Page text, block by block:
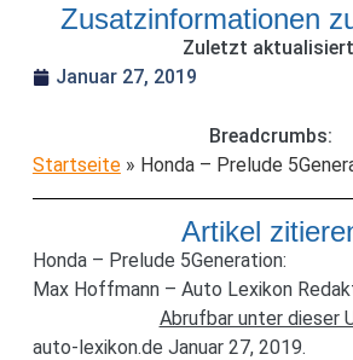
Zusatzinformationen
Zuletzt
Januar 27, 2019
Breadcrumbs:
Startseite» Honda – Prelude
Artikel
Honda – Prelude 5Generation:
Max Hoffmann – Auto Lexikon
Abrufbar unter dieser
auto-lexikon.de Januar 27, 2019.